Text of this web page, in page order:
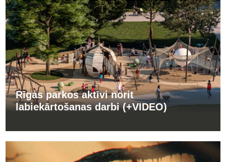
Rīgas parkos aktīvi norit
labiekārtošanas darbi (+VIDEO)